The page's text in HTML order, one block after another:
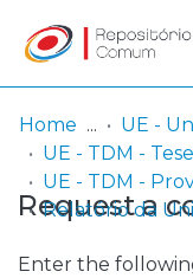
Communities
& Collections
Browse repository
Log
In
(current)
Home
Request a
Enter the